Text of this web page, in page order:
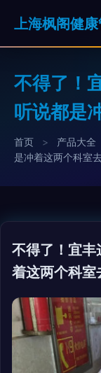
不得了！
听说都是
首页 > 产品大全
是冲着这两个科室
不得了！宜丰
着这两个科室